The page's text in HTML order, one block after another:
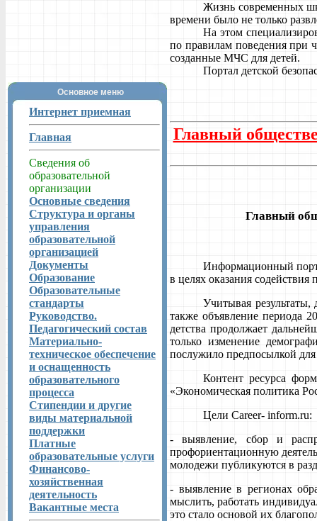
Основное меню
Интернет приемная
Главная
Сведения об
образовательной
организации
Основные сведения
Структура и органы
управления
образовательной
организацией
Документы
Образование
Образовательные
стандарты
Руководство.
Педагогический состав
Материально-
техническое обеспечение
и оснащенность
образовательного
процесса
Стипендии и другие
виды материальной
поддержки
Платные
образовательные услуги
Финансово-
хозяйственная
деятельность
Вакантные места
Жизнь современных
времени было не только
На этом
по правилам поведения при
созданные МЧС для детей.
Портал детской
Главный
Главный
Информационный
в целях оказания
Учитывая
также объявление периода
детства продолжает
только изменение
послужило предпосылкой
Контент ресурса
«Экономическая политика
ЦелиCareer- inform.ru:
- выявление, сбор и
профориентационную
молодежи публикуются в
- выявление в регионах
мыслить, работать
это стало основой их